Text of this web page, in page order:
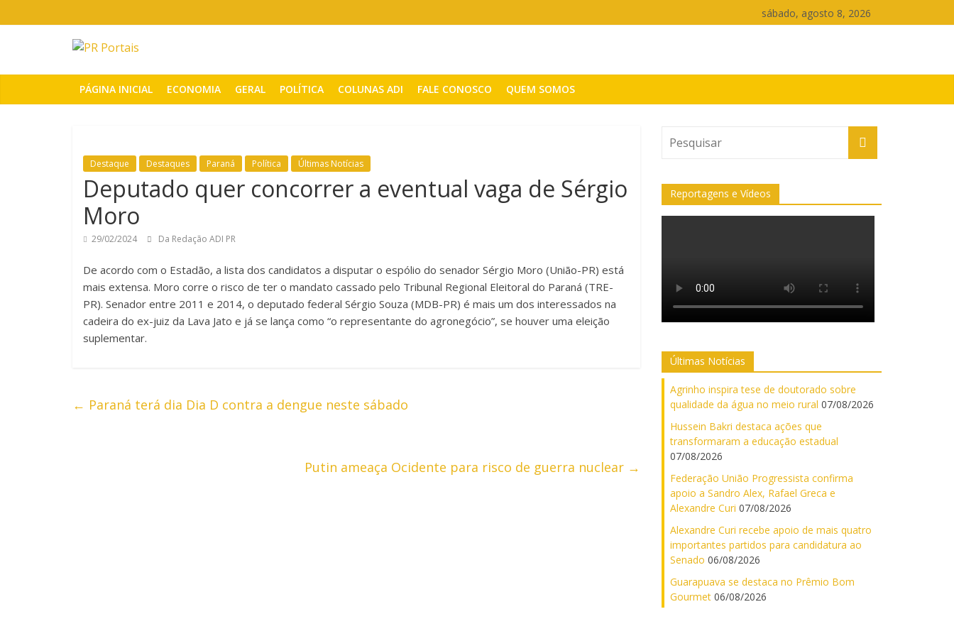
para
sábado, agosto 8, 2026
PR
Portais
notícias
do
Paraná
PÁGINA INICIAL ECONOMIA GERAL POLÍTICA COLUNAS ADI FALE CONOSCO QUEM SOMOS
Destaque Destaques Paraná Política Últimas Notícias
Deputado quer concorrer a eventual vaga de Sérgio
Moro
29/02/2024 Da Redação ADI PR
De acordo com o Estadão, a lista dos candidatos a disputar o espólio do senador Sérgio Moro (União-PR) está
mais extensa. Moro corre o risco de ter o mandato cassado pelo Tribunal Regional Eleitoral do Paraná (TRE-
PR). Senador entre 2011 e 2014, o deputado federal Sérgio Souza (MDB-PR) é mais um dos interessados na
cadeira do ex-juiz da Lava Jato e já se lança como “o representante do agronegócio”, se houver uma eleição
suplementar.
← Paraná terá dia Dia D contra a dengue neste sábado
Putin ameaça Ocidente para risco de guerra nuclear →
Reportagens e Vídeos
Últimas Notícias
Agrinho inspira tese de doutorado sobre
qualidade da água no meio rural 07/08/2026
Hussein Bakri destaca ações que
transformaram a educação estadual
07/08/2026
Federação União Progressista confirma
apoio a Sandro Alex, Rafael Greca e
Alexandre Curi 07/08/2026
Alexandre Curi recebe apoio de mais quatro
importantes partidos para candidatura ao
Senado 06/08/2026
Guarapuava se destaca no Prêmio Bom
Gourmet 06/08/2026